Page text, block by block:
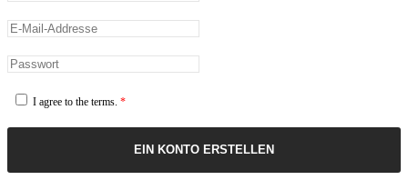
I agree to the terms. *
EIN KONTO ERSTELLEN